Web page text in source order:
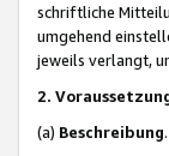
schriftliche
umgehend
jeweils verlangt,
2.
(a) Beschreibung